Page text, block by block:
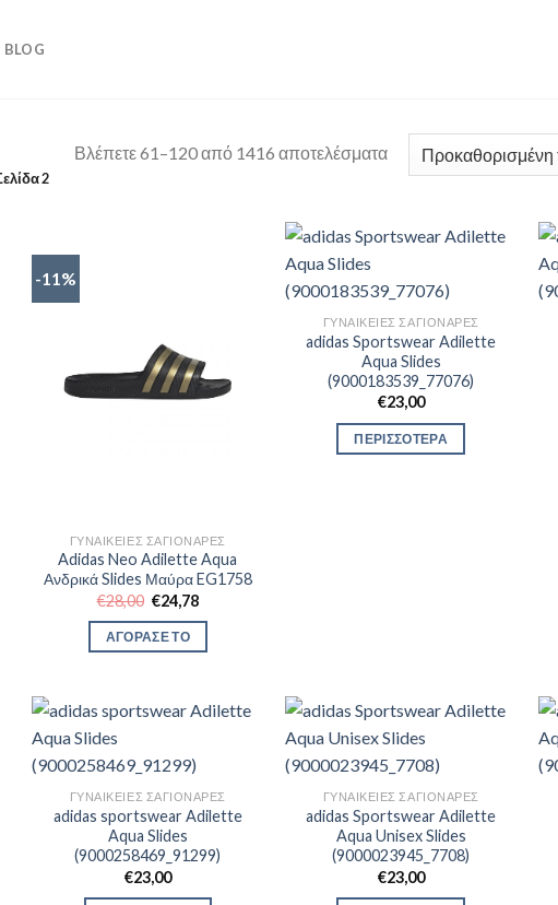
BLOG
2
Βλέπετε 61–120 από 1416 αποτελέσματα
-11%
ΓΥΝΑΙΚΕΊΕΣ ΣΑΓΙΟΝΆΡΕΣ
Adidas Neo Adilette Aqua
Ανδρικά Slides Μαύρα EG1758
€28,00 Original
price
was:
€28,00.
€24,78Η
ΑΓΟΡΑΣΕ ΤΟ
ΓΥΝΑΙΚΕΊΕΣ ΣΑΓΙΟΝΆΡΕΣ
adidas Sportswear Adilette
Aqua Slides
(9000183539_77076)
€23,00
ΠΕΡΙΣΣΟΤΕΡΑ
ΓΥΝΑΙΚΕΊΕΣ ΣΑΓΙΟΝΆΡΕΣ
adidas sportswear Adilette
Aqua Slides
(9000258469_91299)
€23,00
ΓΥΝΑΙΚΕΊΕΣ ΣΑΓΙΟΝΆΡΕΣ
adidas Sportswear Adilette
Aqua Unisex Slides
(9000023945_7708)
€23,00